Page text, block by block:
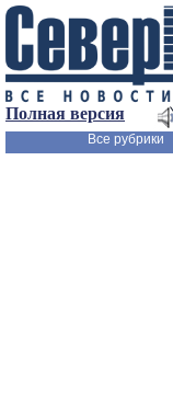
Полная версия
Все рубрики